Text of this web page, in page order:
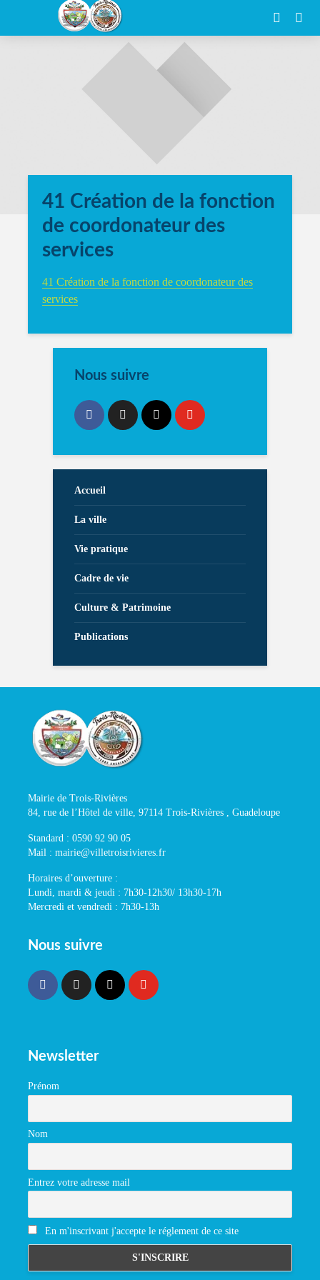
41 Création de la fonction
de coordonateur des
services
41 Création de la fonction de coordonateur des
services
Nous suivre
Accueil
La ville
Vie pratique
Cadre de vie
Culture & Patrimoine
Publications
Mairie de Trois-Rivières
84, rue de l’Hôtel de ville, 97114 Trois-Rivières , Guadeloupe
Standard : 0590 92 90 05
Mail : mairie@villetroisrivieres.fr
Horaires d’ouverture :
Lundi, mardi & jeudi : 7h30-12h30/ 13h30-17h
Mercredi et vendredi : 7h30-13h
Nous suivre
Newsletter
Prénom
Nom
Entrez votre adresse mail
En m'inscrivant j'accepte le réglement de ce site